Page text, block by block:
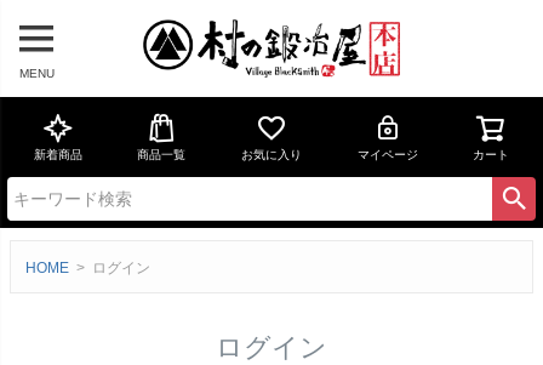
MENU
新着商品 商品一覧 お気に入り マイページ カート
HOME ログイン
ログイン